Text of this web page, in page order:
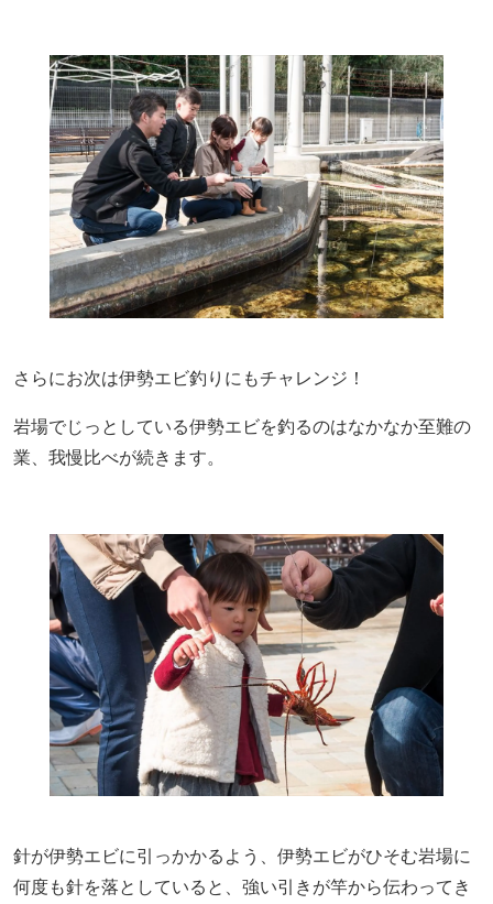
さらにお次は伊勢エビ釣りにもチャレンジ！
岩場でじっとしている伊勢エビを釣るのはなかなか至難の
業、我慢比べが続きます。
針が伊勢エビに引っかかるよう、伊勢エビがひそむ岩場に
何度も針を落としていると、強い引きが竿から伝わってき